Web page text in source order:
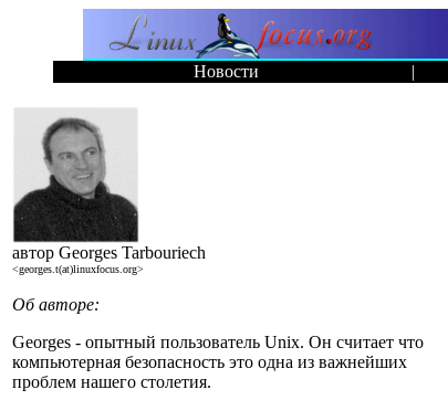
Новости |
автор Georges Tarbouriech
<georges.t(at)linuxfocus.org>
Об авторе:
Georges - опытный пользователь Unix. Он считает что
компьютерная безопасность это одна из важнейших
проблем нашего столетия.